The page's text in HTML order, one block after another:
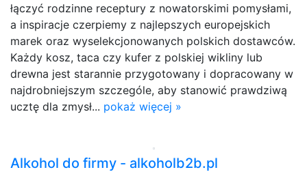
łączyć rodzinne receptury z nowatorskimi pomysłami,
a inspiracje czerpiemy z najlepszych europejskich
marek oraz wyselekcjonowanych polskich dostawców.
Każdy kosz, taca czy kufer z polskiej wikliny lub
drewna jest starannie przygotowany i dopracowany w
najdrobniejszym szczególe, aby stanowić prawdziwą
ucztę dla zmysł... pokaż więcej »
Alkohol do firmy - alkoholb2b.pl